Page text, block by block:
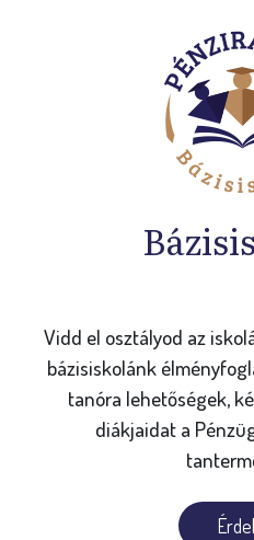
Vidd el osztályod az
bázisiskolánk
tanóra lehetőségek,
diákjaidat a